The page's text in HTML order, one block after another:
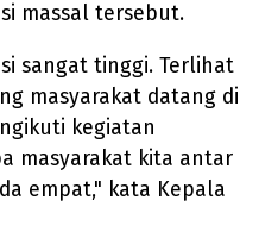
massal tersebut.
sangat tinggi. Terlihat
masyarakat datang di
kegiatan
masyarakat kita antar
empat," kata Kepala